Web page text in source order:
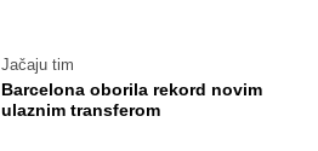
Jačaju tim
Barcelona oborila rekord novim
ulaznim transferom